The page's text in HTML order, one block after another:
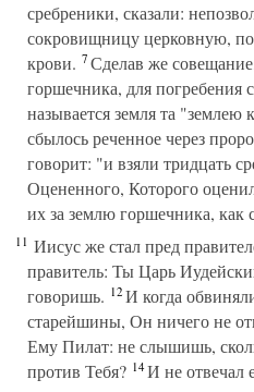
сребреники, сказали:
сокровищницу церковную,
крови. 7Сделав же
горшечника, для погребения
называется земля та "землею
сбылось реченное через
говорит: "и взяли тридцать
Оцененного, Которого
их за землю горшечника, как
11 Иисус же стал пред
правитель: Ты Царь
говоришь. 12И когда
старейшины, Он ничего не
Ему Пилат: не слышишь,
против Тебя? 14И не отвечал